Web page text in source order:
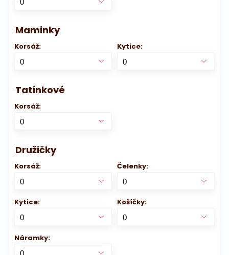
Maminky
Korsáž: Kytice:
Tatínkové
Korsáž:
Družičky
Korsáž:
Kytice:
Náramky:
Čelenky:
Košíčky: